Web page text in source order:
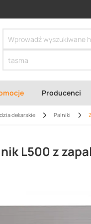
Producenci
dekarskie Palniki
L500 z